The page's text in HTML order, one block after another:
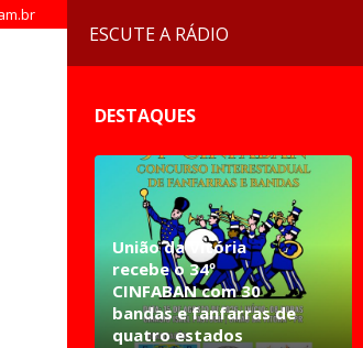
ESCUTE A RÁDIO
DESTAQUES
União da Vitória
recebe o 34º
CINFABAN com 30
bandas e fanfarras de
quatro estados